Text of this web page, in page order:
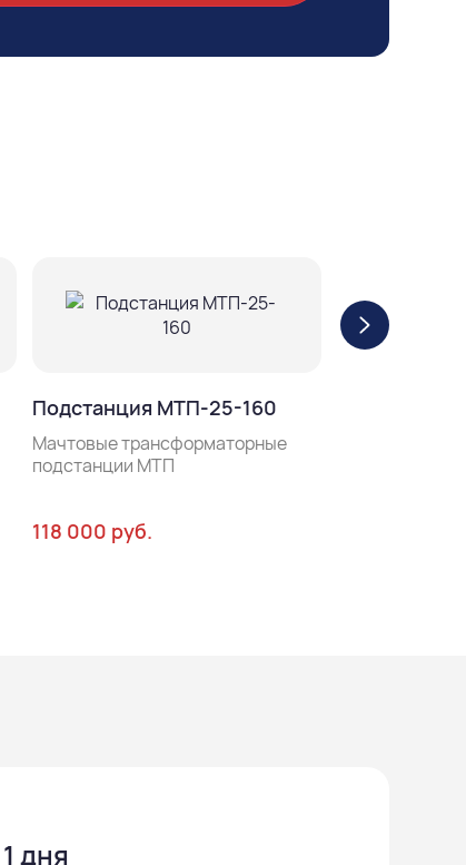
Подстанция МТП-25-160
Мачтовые трансформаторные
подстанции МТП
118 000 руб.
дня